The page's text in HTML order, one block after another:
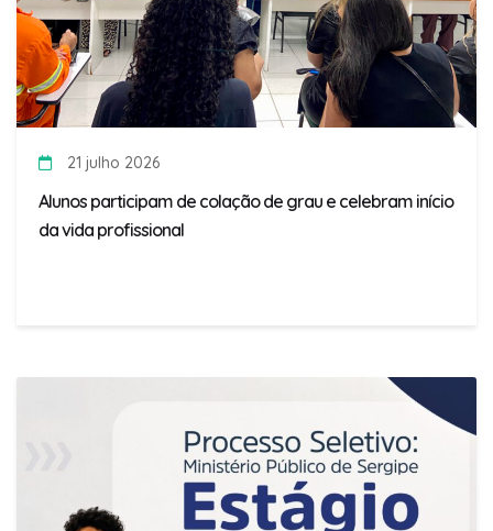
21 julho 2026
Alunos participam de colação de grau e celebram início
da vida profissional